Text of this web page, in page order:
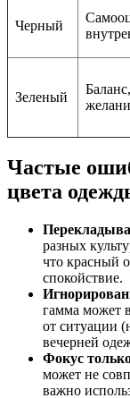
Черный
Зеленый
Частые
цвета
разных
что красный
спокойствие.
гамма может
от ситуации
вечерней
Фокус
может не
важно